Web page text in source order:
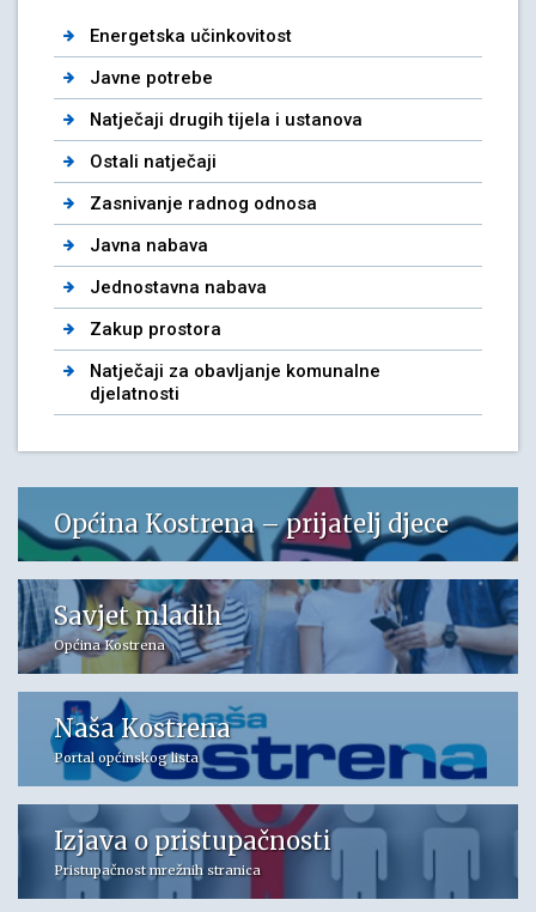
Energetska učinkovitost
Javne potrebe
Natječaji drugih tijela i ustanova
Ostali natječaji
Zasnivanje radnog odnosa
Javna nabava
Jednostavna nabava
Zakup prostora
Natječaji za obavljanje komunalne
djelatnosti
Općina Kostrena – prijatelj djece
Savjet mladih
Općina Kostrena
Naša Kostrena
Portal općinskog lista
Izjava o pristupačnosti
Pristupačnost mrežnih stranica